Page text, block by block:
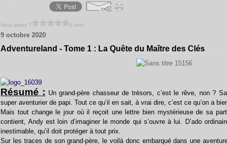
Vous aimez ? 0 vote
9 octobre 2020
Adventureland - Tome 1 : La Quête du Maître des Clés
Résumé : Un grand-père chasseur de trésors, c’est le rêve, non ?
super aventurier de papi. Tout ce qu’il en sait, à vrai dire, c’est ce qu’on a
Mais tout change le jour où il reçoit une lettre bien mystérieuse de sa
contient, Andy est loin d’imaginer le monde qui s’ouvre à lui. D’ado
inestimable, qu’il doit protéger à tout prix.
Sur les traces de son grand-père, le voilà donc embarqué dans une